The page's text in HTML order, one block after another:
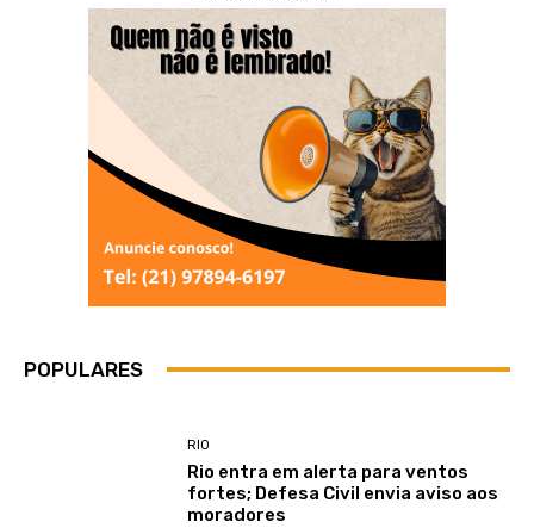
POPULARES
RIO
Rio entra em alerta para ventos
fortes; Defesa Civil envia aviso aos
moradores